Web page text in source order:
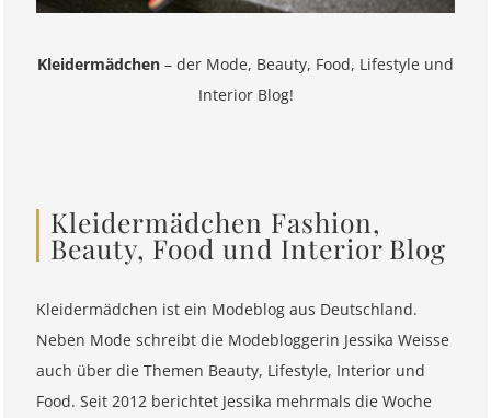
Kleidermädchen – der Mode, Beauty, Food, Lifestyle und
Interior Blog!
Kleidermädchen Fashion,
Beauty, Food und Interior Blog
Kleidermädchen ist ein Modeblog aus Deutschland.
Neben Mode schreibt die Modebloggerin Jessika Weisse
auch über die Themen Beauty, Lifestyle, Interior und
Food. Seit 2012 berichtet Jessika mehrmals die Woche